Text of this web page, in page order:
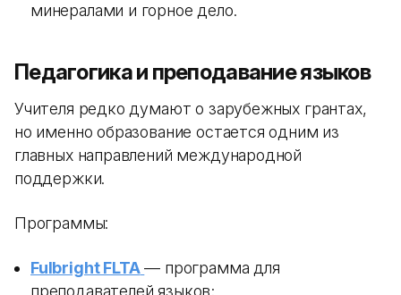
минералами и горное дело.
Педагогика и преподавание языков
Учителя редко думают о зарубежных грантах,
но именно образование остается одним из
главных направлений международной
поддержки.
Программы:
Fulbright FLTA — программа для
преподавателей языков;